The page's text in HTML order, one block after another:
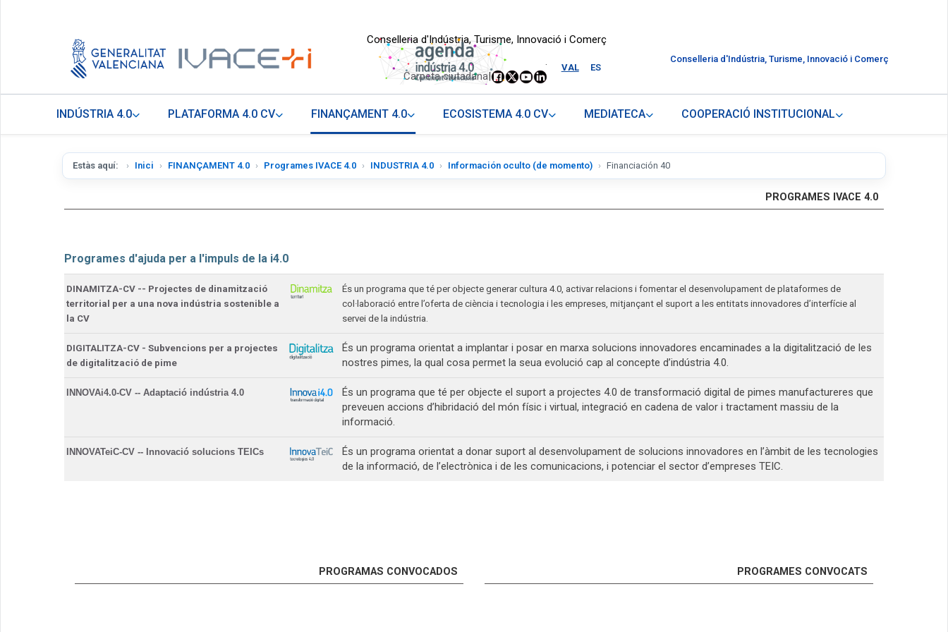
Conselleria d'Indústria, Turisme, Innovació i Comerç
VAL ES
.
Carpeta ciutadana|
Conselleria d'Indústria, Turisme, Innovació i Comerç
INDÚSTRIA 4.0 PLATAFORMA 4.0 CV FINANÇAMENT 4.0 ECOSISTEMA 4.0 CV MEDIATECA COOPERACIÓ INSTITUCIONAL
Estàs aquí: Inici FINANÇAMENT 4.0 Programes IVACE 4.0 INDUSTRIA 4.0 Información oculto (de momento) Financiación 40
PROGRAMES IVACE 4.0
Programes d'ajuda per a l'impuls de la i4.0
DINAMITZA-CV -- Projectes de dinamització
territorial per a una nova indústria sostenible a
la CV
És un programa que té per objecte generar cultura 4.0, activar relacions i fomentar el desenvolupament de plataformes de
col·laboració entre l’oferta de ciència i tecnologia i les empreses, mitjançant el suport a les entitats innovadores d’interfície al
servei de la indústria.
DIGITALITZA-CV - Subvencions per a projectes
de digitalització de pime
És un programa orientat a implantar i posar en marxa solucions innovadores encaminades a la digitalització de les
nostres pimes, la qual cosa permet la seua evolució cap al concepte d’indústria 4.0.
INNOVAi4.0-CV -- Adaptació indústria 4.0
És un programa que té per objecte el suport a projectes 4.0 de transformació digital de pimes manufactureres que
preveuen accions d’hibridació del món físic i virtual, integració en cadena de valor i tractament massiu de la
informació.
INNOVATeiC-CV -- Innovació solucions TEICs
És un programa orientat a donar suport al desenvolupament de solucions innovadores en l’àmbit de les tecnologies
de la informació, de l’electrònica i de les comunicacions, i potenciar el sector d’empreses TEIC.
PROGRAMAS CONVOCADOS PROGRAMES CONVOCATS